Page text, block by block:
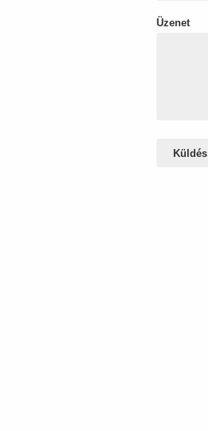
Üzenet
Küldés